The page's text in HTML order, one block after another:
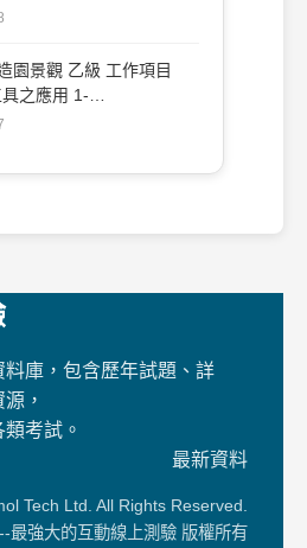
更新）#135388
園景觀 乙級 工作項目
之應用 1-
新）#135387
庫，包含歷年試題、詳
，
考試。
最新資料
Tech Ltd. All Rights Reserved.
最強大的互動線上測驗 版權所有